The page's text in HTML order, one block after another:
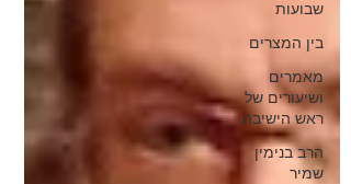
שבועות
בין המצרים
מאמרים
ושיעורים של
ראש הישיבה
הרב בנימין
שמיר